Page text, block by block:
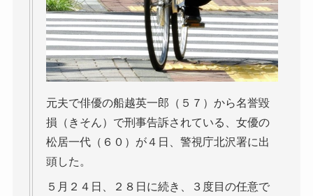
元夫で俳優の船越英一郎（５７）から名誉毀
損（きそん）で刑事告訴されている、女優の
松居一代（６０）が４日、警視庁北沢署に出
頭した。
５月２４日、２８日に続き、３度目の任意で